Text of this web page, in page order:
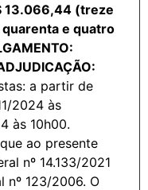
13.066,44 (treze
e quatro
a partir de
2024 às
às 10h00.
ao presente
nº 14.133/2021
nº 123/2006. O